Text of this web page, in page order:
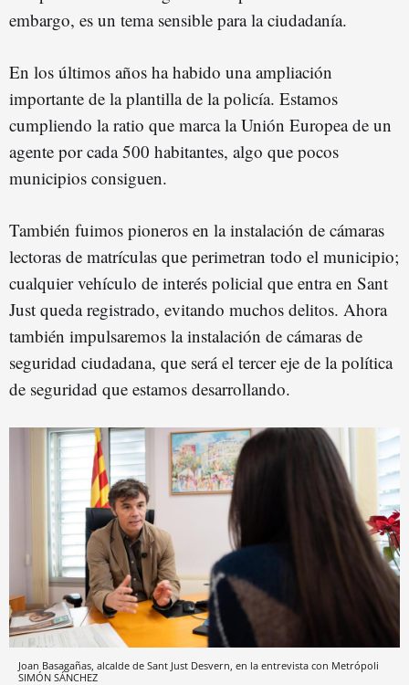
embargo, es un tema sensible para la ciudadanía.
En los últimos años ha habido una ampliación
importante de la plantilla de la policía. Estamos
cumpliendo la ratio que marca la Unión Europea de un
agente por cada 500 habitantes, algo que pocos
municipios consiguen.
También fuimos pioneros en la instalación de cámaras
lectoras de matrículas que perimetran todo el municipio;
cualquier vehículo de interés policial que entra en Sant
Just queda registrado, evitando muchos delitos. Ahora
también impulsaremos la instalación de cámaras de
seguridad ciudadana, que será el tercer eje de la política
de seguridad que estamos desarrollando.
Joan Basagañas, alcalde de Sant Just Desvern, en la entrevista con Metrópoli
SIMÓN SÁNCHEZ